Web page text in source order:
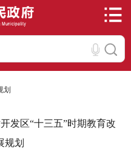
划
发区“十三五”时期教育改
规划